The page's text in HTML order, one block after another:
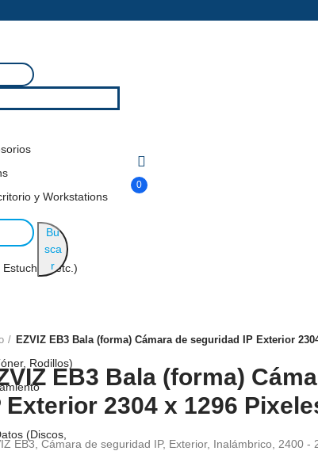
y Workstations
etc.)
Rodillos)
(Discos,
Bu
sca
r
0
EZVIZ EB3 Bala (forma) Cámara de seguridad IP Exterior
EB3 Bala (forma)
Exterior 2304 x 1296
EB3, Cámara de seguridad IP, Exterior, Inalámbrico, 2400 -